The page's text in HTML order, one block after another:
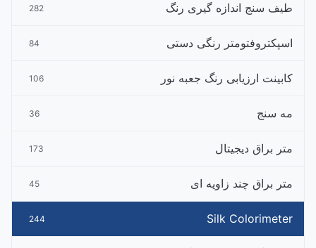
طیف سنج اندازه گیری رنگ 282
اسپکتروفتومتر رنگی دستی 84
کابینت ارزیابی رنگ جعبه نور 106
مه سنج 36
متر براق دیجیتال 173
متر براق چند زاویه ای 45
Silk Colorimeter
244